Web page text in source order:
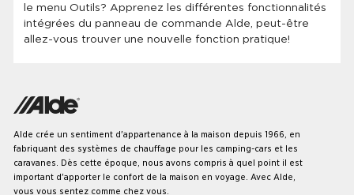
le menu Outils? Apprenez les différentes fonctionnalités
intégrées du panneau de commande Alde, peut-être
allez-vous trouver une nouvelle fonction pratique!
Alde crée un sentiment d'appartenance à la maison depuis 1966, en
fabriquant des systèmes de chauffage pour les camping-cars et les
caravanes. Dès cette époque, nous avons compris à quel point il est
important d'apporter le confort de la maison en voyage. Avec Alde,
vous vous sentez comme chez vous.